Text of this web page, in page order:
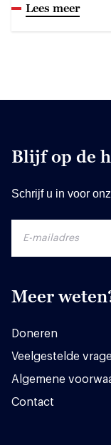
Lees meer
Blijf op de
Schrijf u in voor
Meer
Doneren
Veelgestelde
Algemene
Contact